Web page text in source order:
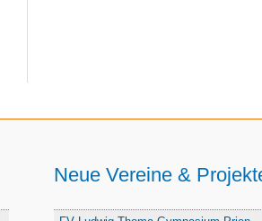
Neue Vereine &